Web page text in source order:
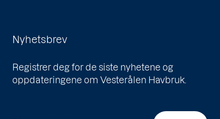
Nyhetsbrev
Registrer deg for de siste nyhetene og
oppdateringene om Vesterålen Havbruk.